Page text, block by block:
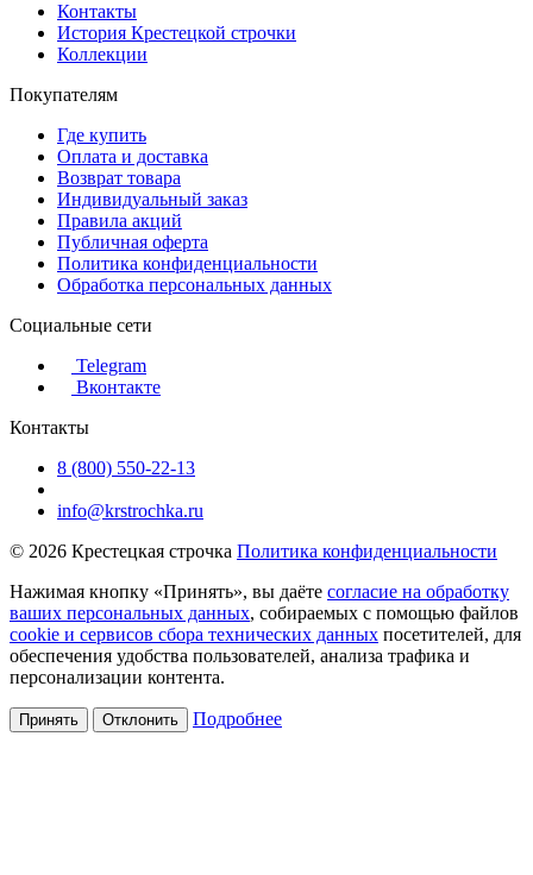
Контакты
История Крестецкой строчки
Коллекции
Покупателям
Где купить
Оплата и доставка
Возврат товара
Индивидуальный заказ
Правила акций
Публичная оферта
Политика конфиденциальности
Обработка персональных данных
Социальные сети
Telegram
Вконтакте
Контакты
8 (800) 550-22-13
info@krstrochka.ru
© 2026 Крестецкая строчка Политика конфиденциальности
Нажимая кнопку «Принять», вы даёте согласие на обработку
ваших персональных данных, собираемых с помощью файлов
cookie и сервисов сбора технических данных посетителей, для
обеспечения удобства пользователей, анализа трафика и
персонализации контента.
Принять Отклонить Подробнее